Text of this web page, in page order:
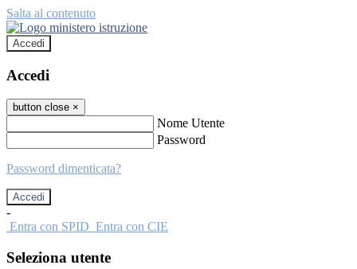
Salta al contenuto
Accedi
Accedi
button close ×
Nome Utente
Password
Password dimenticata?
-
Entra con SPID Entra con CIE
Seleziona utente